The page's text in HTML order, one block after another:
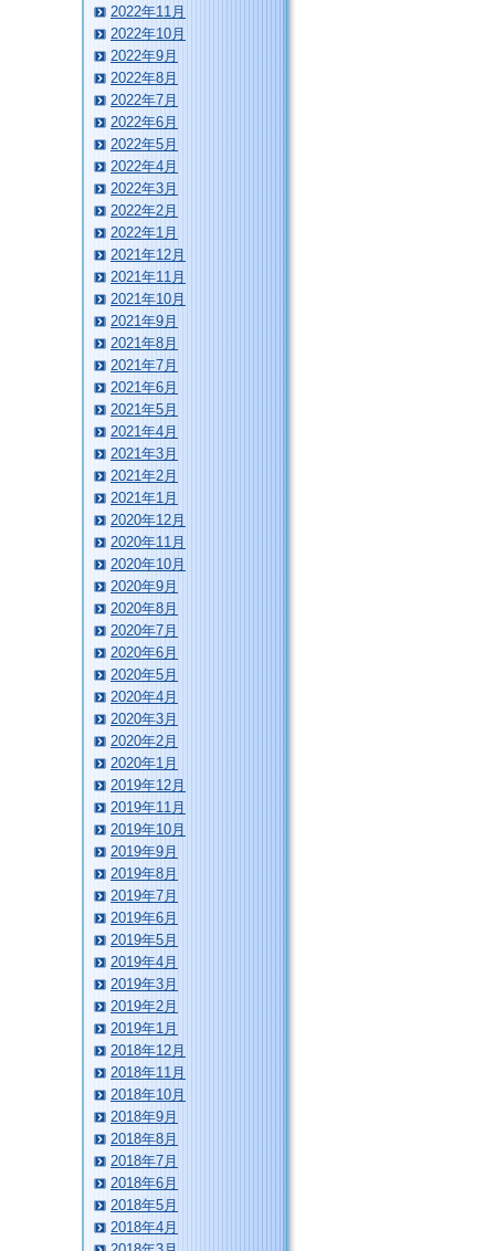
2022年11月
2022年10月
2022年9月
2022年8月
2022年7月
2022年6月
2022年5月
2022年4月
2022年3月
2022年2月
2022年1月
2021年12月
2021年11月
2021年10月
2021年9月
2021年8月
2021年7月
2021年6月
2021年5月
2021年4月
2021年3月
2021年2月
2021年1月
2020年12月
2020年11月
2020年10月
2020年9月
2020年8月
2020年7月
2020年6月
2020年5月
2020年4月
2020年3月
2020年2月
2020年1月
2019年12月
2019年11月
2019年10月
2019年9月
2019年8月
2019年7月
2019年6月
2019年5月
2019年4月
2019年3月
2019年2月
2019年1月
2018年12月
2018年11月
2018年10月
2018年9月
2018年8月
2018年7月
2018年6月
2018年5月
2018年4月